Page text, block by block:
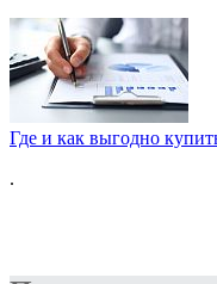
Где и как выгодно
.